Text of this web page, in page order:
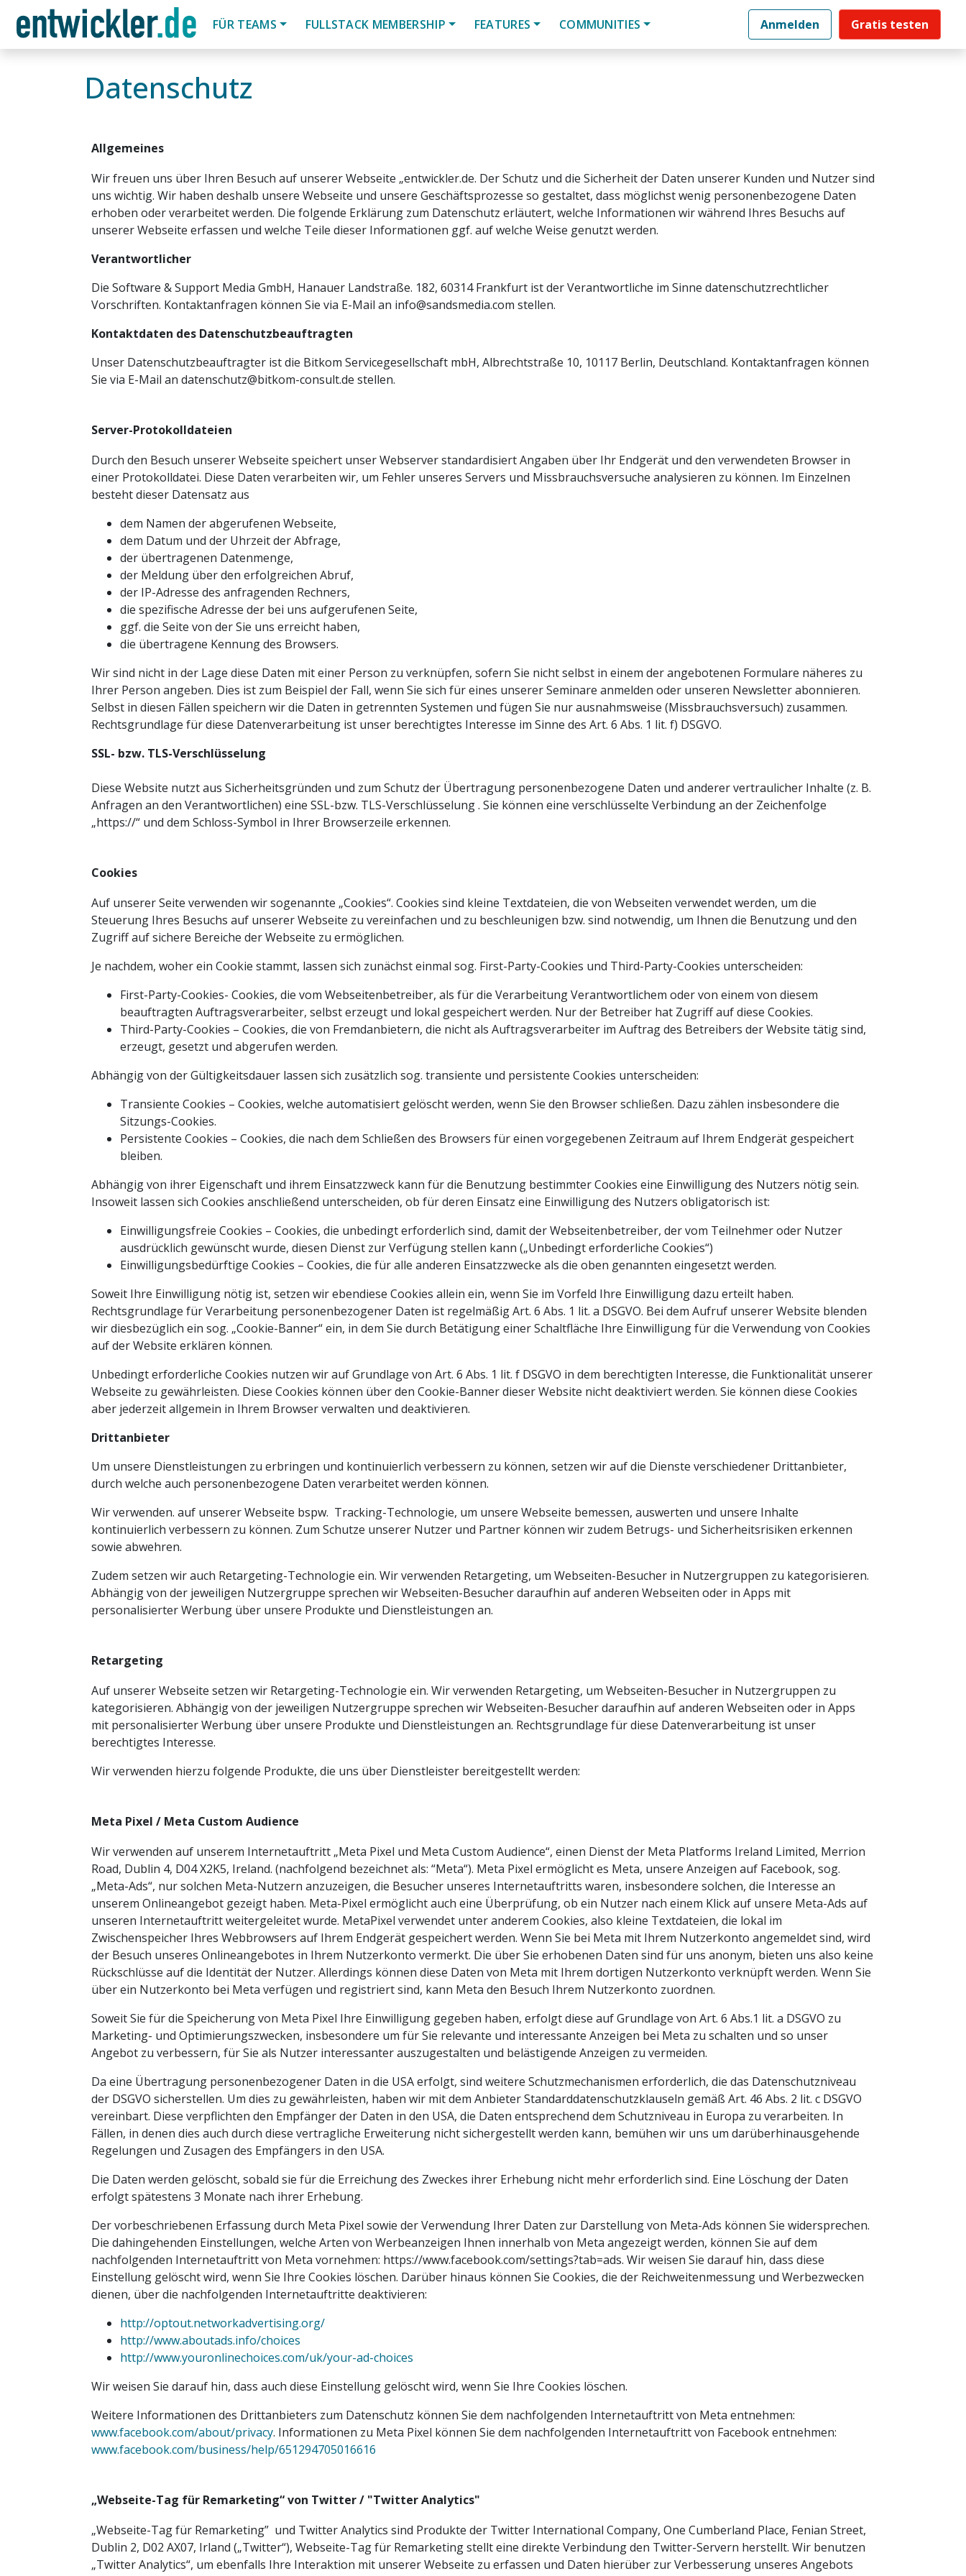
FÜR TEAMS FULLSTACK MEMBERSHIP FEATURES COMMUNITIES Anmelden Gratis testen
Datenschutz
Allgemeines
Wir freuen uns über Ihren Besuch auf unserer Webseite „entwickler.de. Der Schutz und die Sicherheit der Daten unserer Kunden und Nutzer sind
uns wichtig. Wir haben deshalb unsere Webseite und unsere Geschäftsprozesse so gestaltet, dass möglichst wenig personenbezogene Daten
erhoben oder verarbeitet werden. Die folgende Erklärung zum Datenschutz erläutert, welche Informationen wir während Ihres Besuchs auf
unserer Webseite erfassen und welche Teile dieser Informationen ggf. auf welche Weise genutzt werden.
Verantwortlicher
Die Software & Support Media GmbH, Hanauer Landstraße. 182, 60314 Frankfurt ist der Verantwortliche im Sinne datenschutzrechtlicher
Vorschriften. Kontaktanfragen können Sie via E-Mail an info@sandsmedia.com stellen.
Kontaktdaten des Datenschutzbeauftragten
Unser Datenschutzbeauftragter ist die Bitkom Servicegesellschaft mbH, Albrechtstraße 10, 10117 Berlin, Deutschland. Kontaktanfragen können
Sie via E-Mail an datenschutz@bitkom-consult.de stellen.
Server-Protokolldateien
Durch den Besuch unserer Webseite speichert unser Webserver standardisiert Angaben über Ihr Endgerät und den verwendeten Browser in
einer Protokolldatei. Diese Daten verarbeiten wir, um Fehler unseres Servers und Missbrauchsversuche analysieren zu können. Im Einzelnen
besteht dieser Datensatz aus
dem Namen der abgerufenen Webseite,
dem Datum und der Uhrzeit der Abfrage,
der übertragenen Datenmenge,
der Meldung über den erfolgreichen Abruf,
der IP-Adresse des anfragenden Rechners,
die spezifische Adresse der bei uns aufgerufenen Seite,
ggf. die Seite von der Sie uns erreicht haben,
die übertragene Kennung des Browsers.
Wir sind nicht in der Lage diese Daten mit einer Person zu verknüpfen, sofern Sie nicht selbst in einem der angebotenen Formulare näheres zu
Ihrer Person angeben. Dies ist zum Beispiel der Fall, wenn Sie sich für eines unserer Seminare anmelden oder unseren Newsletter abonnieren.
Selbst in diesen Fällen speichern wir die Daten in getrennten Systemen und fügen Sie nur ausnahmsweise (Missbrauchsversuch) zusammen.
Rechtsgrundlage für diese Datenverarbeitung ist unser berechtigtes Interesse im Sinne des Art. 6 Abs. 1 lit. f) DSGVO.
SSL- bzw. TLS-Verschlüsselung
Diese Website nutzt aus Sicherheitsgründen und zum Schutz der Übertragung personenbezogene Daten und anderer vertraulicher Inhalte (z. B.
Anfragen an den Verantwortlichen) eine SSL-bzw. TLS-Verschlüsselung . Sie können eine verschlüsselte Verbindung an der Zeichenfolge
„https://“ und dem Schloss-Symbol in Ihrer Browserzeile erkennen.
Cookies
Auf unserer Seite verwenden wir sogenannte „Cookies“. Cookies sind kleine Textdateien, die von Webseiten verwendet werden, um die
Steuerung Ihres Besuchs auf unserer Webseite zu vereinfachen und zu beschleunigen bzw. sind notwendig, um Ihnen die Benutzung und den
Zugriff auf sichere Bereiche der Webseite zu ermöglichen.
Je nachdem, woher ein Cookie stammt, lassen sich zunächst einmal sog. First-Party-Cookies und Third-Party-Cookies unterscheiden:
First-Party-Cookies- Cookies, die vom Webseitenbetreiber, als für die Verarbeitung Verantwortlichem oder von einem von diesem
beauftragten Auftragsverarbeiter, selbst erzeugt und lokal gespeichert werden. Nur der Betreiber hat Zugriff auf diese Cookies.
Third-Party-Cookies – Cookies, die von Fremdanbietern, die nicht als Auftragsverarbeiter im Auftrag des Betreibers der Website tätig sind,
erzeugt, gesetzt und abgerufen werden.
Abhängig von der Gültigkeitsdauer lassen sich zusätzlich sog. transiente und persistente Cookies unterscheiden:
Transiente Cookies – Cookies, welche automatisiert gelöscht werden, wenn Sie den Browser schließen. Dazu zählen insbesondere die
Sitzungs-Cookies.
Persistente Cookies – Cookies, die nach dem Schließen des Browsers für einen vorgegebenen Zeitraum auf Ihrem Endgerät gespeichert
bleiben.
Abhängig von ihrer Eigenschaft und ihrem Einsatzzweck kann für die Benutzung bestimmter Cookies eine Einwilligung des Nutzers nötig sein.
Insoweit lassen sich Cookies anschließend unterscheiden, ob für deren Einsatz eine Einwilligung des Nutzers obligatorisch ist:
Einwilligungsfreie Cookies – Cookies, die unbedingt erforderlich sind, damit der Webseitenbetreiber, der vom Teilnehmer oder Nutzer
ausdrücklich gewünscht wurde, diesen Dienst zur Verfügung stellen kann („Unbedingt erforderliche Cookies“)
Einwilligungsbedürftige Cookies – Cookies, die für alle anderen Einsatzzwecke als die oben genannten eingesetzt werden.
Soweit Ihre Einwilligung nötig ist, setzen wir ebendiese Cookies allein ein, wenn Sie im Vorfeld Ihre Einwilligung dazu erteilt haben.
Rechtsgrundlage für Verarbeitung personenbezogener Daten ist regelmäßig Art. 6 Abs. 1 lit. a DSGVO. Bei dem Aufruf unserer Website blenden
wir diesbezüglich ein sog. „Cookie-Banner“ ein, in dem Sie durch Betätigung einer Schaltfläche Ihre Einwilligung für die Verwendung von Cookies
auf der Website erklären können.
Unbedingt erforderliche Cookies nutzen wir auf Grundlage von Art. 6 Abs. 1 lit. f DSGVO in dem berechtigten Interesse, die Funktionalität unserer
Webseite zu gewährleisten. Diese Cookies können über den Cookie-Banner dieser Website nicht deaktiviert werden. Sie können diese Cookies
aber jederzeit allgemein in Ihrem Browser verwalten und deaktivieren.
Drittanbieter
Um unsere Dienstleistungen zu erbringen und kontinuierlich verbessern zu können, setzen wir auf die Dienste verschiedener Drittanbieter,
durch welche auch personenbezogene Daten verarbeitet werden können.
Wir verwenden. auf unserer Webseite bspw. Tracking-Technologie, um unsere Webseite bemessen, auswerten und unsere Inhalte
kontinuierlich verbessern zu können. Zum Schutze unserer Nutzer und Partner können wir zudem Betrugs- und Sicherheitsrisiken erkennen
sowie abwehren.
Zudem setzen wir auch Retargeting-Technologie ein. Wir verwenden Retargeting, um Webseiten-Besucher in Nutzergruppen zu kategorisieren.
Abhängig von der jeweiligen Nutzergruppe sprechen wir Webseiten-Besucher daraufhin auf anderen Webseiten oder in Apps mit
personalisierter Werbung über unsere Produkte und Dienstleistungen an.
Retargeting
Auf unserer Webseite setzen wir Retargeting-Technologie ein. Wir verwenden Retargeting, um Webseiten-Besucher in Nutzergruppen zu
kategorisieren. Abhängig von der jeweiligen Nutzergruppe sprechen wir Webseiten-Besucher daraufhin auf anderen Webseiten oder in Apps
mit personalisierter Werbung über unsere Produkte und Dienstleistungen an. Rechtsgrundlage für diese Datenverarbeitung ist unser
berechtigtes Interesse.
Wir verwenden hierzu folgende Produkte, die uns über Dienstleister bereitgestellt werden:
Meta Pixel / Meta Custom Audience
Wir verwenden auf unserem Internetauftritt „Meta Pixel und Meta Custom Audience“, einen Dienst der Meta Platforms Ireland Limited, Merrion
Road, Dublin 4, D04 X2K5, Ireland. (nachfolgend bezeichnet als: “Meta“). Meta Pixel ermöglicht es Meta, unsere Anzeigen auf Facebook, sog.
„Meta-Ads“, nur solchen Meta-Nutzern anzuzeigen, die Besucher unseres Internetauftritts waren, insbesondere solchen, die Interesse an
unserem Onlineangebot gezeigt haben. Meta-Pixel ermöglicht auch eine Überprüfung, ob ein Nutzer nach einem Klick auf unsere Meta-Ads auf
unseren Internetauftritt weitergeleitet wurde. MetaPixel verwendet unter anderem Cookies, also kleine Textdateien, die lokal im
Zwischenspeicher Ihres Webbrowsers auf Ihrem Endgerät gespeichert werden. Wenn Sie bei Meta mit Ihrem Nutzerkonto angemeldet sind, wird
der Besuch unseres Onlineangebotes in Ihrem Nutzerkonto vermerkt. Die über Sie erhobenen Daten sind für uns anonym, bieten uns also keine
Rückschlüsse auf die Identität der Nutzer. Allerdings können diese Daten von Meta mit Ihrem dortigen Nutzerkonto verknüpft werden. Wenn Sie
über ein Nutzerkonto bei Meta verfügen und registriert sind, kann Meta den Besuch Ihrem Nutzerkonto zuordnen.
Soweit Sie für die Speicherung von Meta Pixel Ihre Einwilligung gegeben haben, erfolgt diese auf Grundlage von Art. 6 Abs.1 lit. a DSGVO zu
Marketing- und Optimierungszwecken, insbesondere um für Sie relevante und interessante Anzeigen bei Meta zu schalten und so unser
Angebot zu verbessern, für Sie als Nutzer interessanter auszugestalten und belästigende Anzeigen zu vermeiden.
Da eine Übertragung personenbezogener Daten in die USA erfolgt, sind weitere Schutzmechanismen erforderlich, die das Datenschutzniveau
der DSGVO sicherstellen. Um dies zu gewährleisten, haben wir mit dem Anbieter Standarddatenschutzklauseln gemäß Art. 46 Abs. 2 lit. c DSGVO
vereinbart. Diese verpflichten den Empfänger der Daten in den USA, die Daten entsprechend dem Schutzniveau in Europa zu verarbeiten. In
Fällen, in denen dies auch durch diese vertragliche Erweiterung nicht sichergestellt werden kann, bemühen wir uns um darüberhinausgehende
Regelungen und Zusagen des Empfängers in den USA.
Die Daten werden gelöscht, sobald sie für die Erreichung des Zweckes ihrer Erhebung nicht mehr erforderlich sind. Eine Löschung der Daten
erfolgt spätestens 3 Monate nach ihrer Erhebung.
Der vorbeschriebenen Erfassung durch Meta Pixel sowie der Verwendung Ihrer Daten zur Darstellung von Meta-Ads können Sie widersprechen.
Die dahingehenden Einstellungen, welche Arten von Werbeanzeigen Ihnen innerhalb von Meta angezeigt werden, können Sie auf dem
nachfolgenden Internetauftritt von Meta vornehmen: https://www.facebook.com/settings?tab=ads. Wir weisen Sie darauf hin, dass diese
Einstellung gelöscht wird, wenn Sie Ihre Cookies löschen. Darüber hinaus können Sie Cookies, die der Reichweitenmessung und Werbezwecken
dienen, über die nachfolgenden Internetauftritte deaktivieren:
http://optout.networkadvertising.org/
http://www.aboutads.info/choices
http://www.youronlinechoices.com/uk/your-ad-choices
Wir weisen Sie darauf hin, dass auch diese Einstellung gelöscht wird, wenn Sie Ihre Cookies löschen.
Weitere Informationen des Drittanbieters zum Datenschutz können Sie dem nachfolgenden Internetauftritt von Meta entnehmen:
www.facebook.com/about/privacy. Informationen zu Meta Pixel können Sie dem nachfolgenden Internetauftritt von Facebook entnehmen:
www.facebook.com/business/help/651294705016616
„Webseite-Tag für Remarketing“ von Twitter / "Twitter Analytics"
„Webseite-Tag für Remarketing” und Twitter Analytics sind Produkte der Twitter International Company, One Cumberland Place, Fenian Street,
Dublin 2, D02 AX07, Irland („Twitter“), Webseite-Tag für Remarketing stellt eine direkte Verbindung den Twitter-Servern herstellt. Wir benutzen
„Twitter Analytics“, um ebenfalls Ihre Interaktion mit unserer Webseite zu erfassen und Daten hierüber zur Verbesserung unseres Angebots